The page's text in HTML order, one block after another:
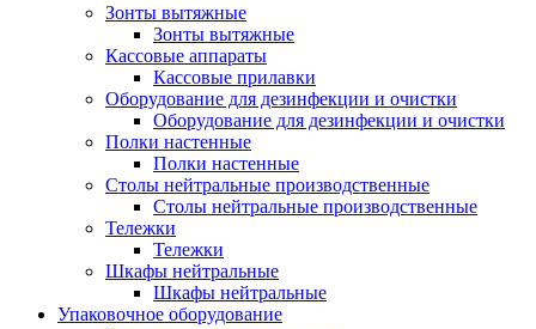
Зонты вытяжные
Зонты вытяжные
Кассовые аппараты
Кассовые прилавки
Оборудование для дезинфекции и очистки
Оборудование для дезинфекции и очистки
Полки настенные
Полки настенные
Столы нейтральные производственные
Столы нейтральные производственные
Тележки
Тележки
Шкафы нейтральные
Шкафы нейтральные
Упаковочное оборудование